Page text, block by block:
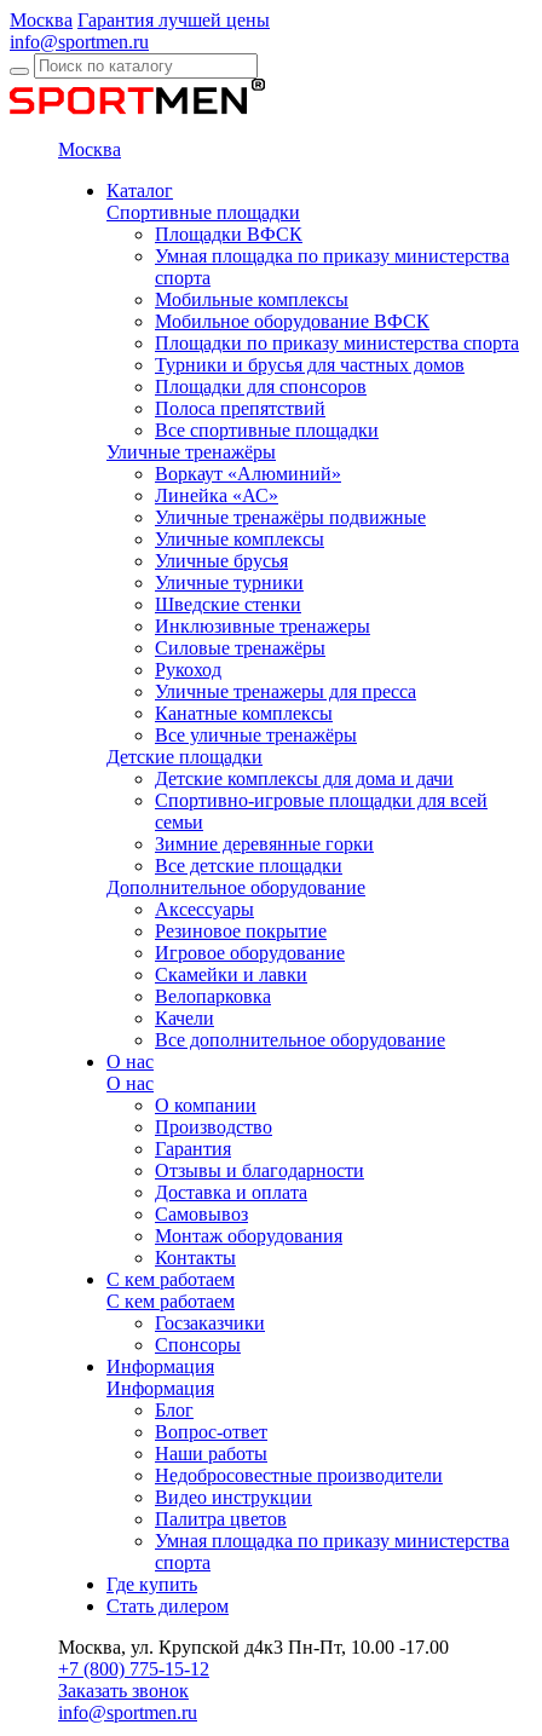
Москва Гарантия лучшей цены
info@sportmen.ru
Москва
Каталог
Спортивные площадки
Площадки ВФСК
Умная площадка по приказу министерства
спорта
Мобильные комплексы
Мобильное оборудование ВФСК
Площадки по приказу министерства спорта
Турники и брусья для частных домов
Площадки для спонсоров
Полоса препятствий
Все спортивные площадки
Уличные тренажёры
Воркаут «Алюминий»
Линейка «АС»
Уличные тренажёры подвижные
Уличные комплексы
Уличные брусья
Уличные турники
Шведские стенки
Инклюзивные тренажеры
Силовые тренажёры
Рукоход
Уличные тренажеры для пресса
Канатные комплексы
Все уличные тренажёры
Детские площадки
Детские комплексы для дома и дачи
Спортивно-игровые площадки для всей
семьи
Зимние деревянные горки
Все детские площадки
Дополнительное оборудование
Аксессуары
Резиновое покрытие
Игровое оборудование
Скамейки и лавки
Велопарковка
Качели
Все дополнительное оборудование
О нас
О нас
О компании
Производство
Гарантия
Отзывы и благодарности
Доставка и оплата
Самовывоз
Монтаж оборудования
Контакты
С кем работаем
С кем работаем
Госзаказчики
Спонсоры
Информация
Информация
Блог
Вопрос-ответ
Наши работы
Недобросовестные производители
Видео инструкции
Палитра цветов
Умная площадка по приказу министерства
спорта
Где купить
Стать дилером
Москва, ул. Крупской д4к3 Пн-Пт, 10.00 -17.00
+7 (800) 775-15-12
Заказать звонок
info@sportmen.ru